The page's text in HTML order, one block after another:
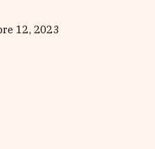
12, 2023